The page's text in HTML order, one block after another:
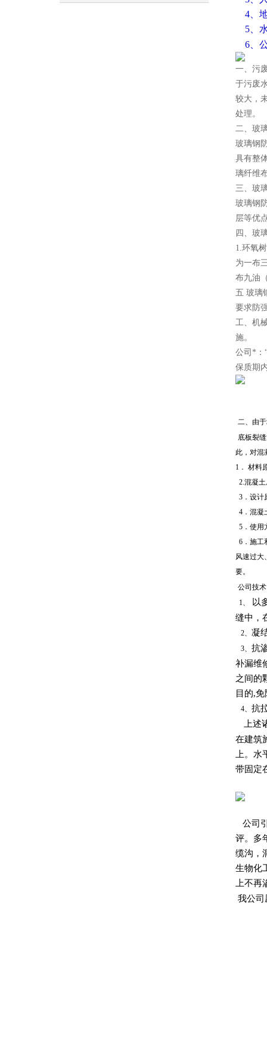
4、
5、
6、
一、污
于污废
较大，
处理。
二、玻
玻璃钢
具有整
璃纤维
三、玻
玻璃钢
层等优
四、玻
1.环氧
为一布
布九油
五 玻璃
要求防
工、机
施。
公司*：
保质期
二、由
底板裂
此，对混
1． 材料
2.混凝
3．设计
4 ．混
5．使用
6．施工
风速过大
要。
公司技
1、
以
缝中，
2、 凝
3、 抗
补漏维
之间的
目的,
4、 抗
上述
在建筑
上。
带固定
公司
评。多
缆沟，
生物化
上不再
我公司